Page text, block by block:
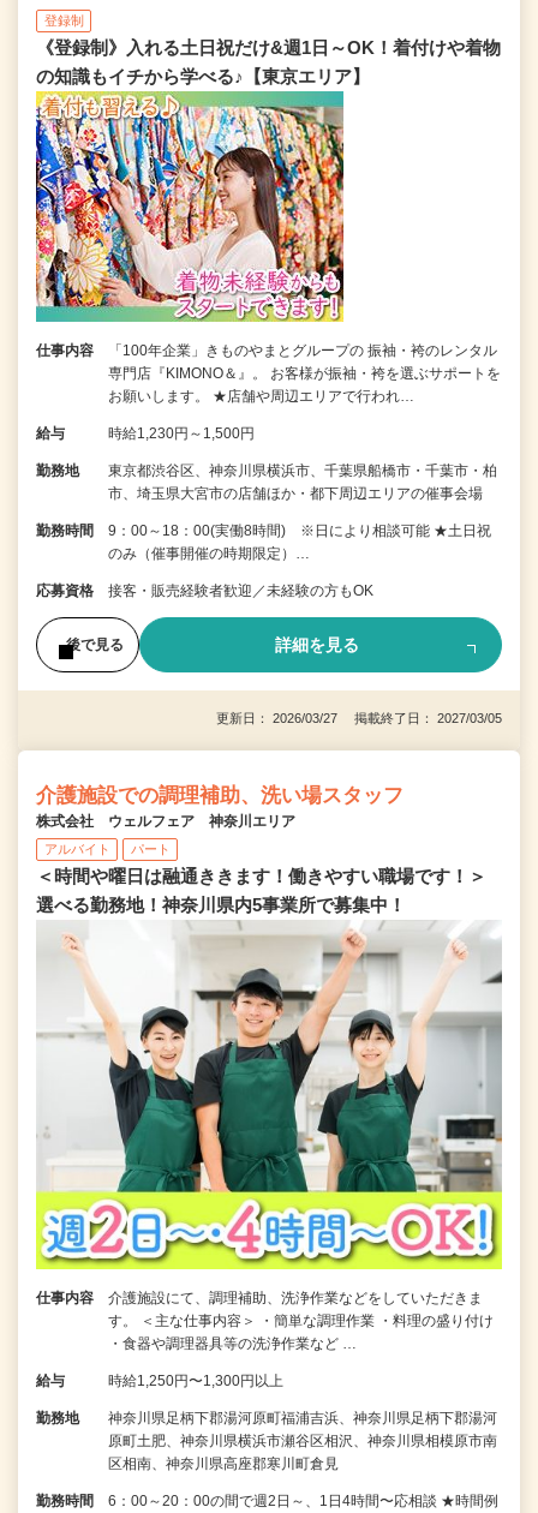
登録制
《登録制》入れる土日祝だけ&週1日～OK！着付けや着物
の知識もイチから学べる♪【東京エリア】
仕事内容
「100年企業」きものやまとグループの 振袖・袴のレンタル
専門店『KIMONO＆』。 お客様が振袖・袴を選ぶサポートを
お願いします。 ★店舗や周辺エリアで行われ…
給与 時給1,230円～1,500円
勤務地
東京都渋谷区、神奈川県横浜市、千葉県船橋市・千葉市・柏
市、埼玉県大宮市の店舗ほか・都下周辺エリアの催事会場
勤務時間
9：00～18：00(実働8時間) ※日により相談可能 ★土日祝
のみ（催事開催の時期限定）…
応募資格 接客・販売経験者歓迎／未経験の方もOK
後で見る 詳細を見る
更新日： 2026/03/27 掲載終了日： 2027/03/05
介護施設での調理補助、洗い場スタッフ
株式会社 ウェルフェア 神奈川エリア
アルバイト パート
＜時間や曜日は融通ききます！働きやすい職場です！＞
選べる勤務地！神奈川県内5事業所で募集中！
仕事内容
介護施設にて、調理補助、洗浄作業などをしていただきま
す。 ＜主な仕事内容＞ ・簡単な調理作業 ・料理の盛り付け
・食器や調理器具等の洗浄作業など …
給与 時給1,250円〜1,300円以上
勤務地
神奈川県足柄下郡湯河原町福浦吉浜、神奈川県足柄下郡湯河
原町土肥、神奈川県横浜市瀬谷区相沢、神奈川県相模原市南
区相南、神奈川県高座郡寒川町倉見
勤務時間
6：00～20：00の間で週2日～、1日4時間〜応相談 ★時間例